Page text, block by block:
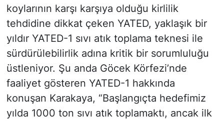
koylarının karşı karşıya olduğu kirlilik
tehdidine dikkat çeken YATED, yaklaşık bir
yıldır YATED-1 sıvı atık toplama teknesi ile
sürdürülebilirlik adına kritik bir sorumluluğu
üstleniyor. Şu anda Göcek Körfezi’nde
faaliyet gösteren YATED-1 hakkında
konuşan Karakaya, “Başlangıçta hedefimiz
yılda 1000 ton sıvı atık toplamaktı, ancak ilk